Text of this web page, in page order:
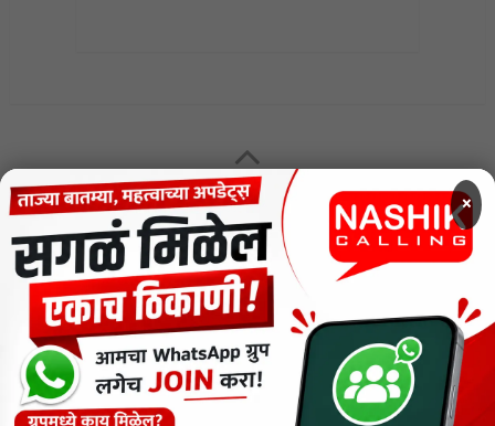
MENU
CODE OF ETHICS FOR DIGITAL NEWS WEBSITES
Contact Us
Privacy Policy
Short News
×